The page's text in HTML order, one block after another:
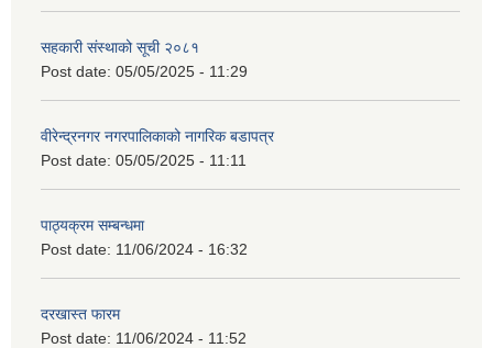
सहकारी संस्थाको सूची २०८१
Post date: 05/05/2025 - 11:29
वीरेन्द्रनगर नगरपालिकाको नागरिक बडापत्र
Post date: 05/05/2025 - 11:11
पाठ्यक्रम सम्बन्धमा
Post date: 11/06/2024 - 16:32
दरखास्त फारम
Post date: 11/06/2024 - 11:52